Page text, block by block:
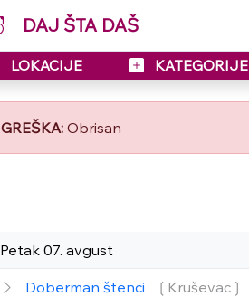
DAJ ŠTA DAŠ
LOKACIJE KATEGORIJE
GREŠKA: Obrisan
Petak 07. avgust
Doberman štenci ❲Kruševac❳